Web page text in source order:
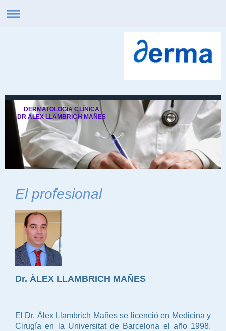
DERMATOLOGÍA CLÍNICA
DR ÀLEX LLAMBRICH MAÑES
El profesional
Dr. ÀLEX LLAMBRICH MAÑES
El Dr. Àlex Llambrich Mañes se licenció en Medicina y
Cirugía en la Universitat de Barcelona el año 1998.